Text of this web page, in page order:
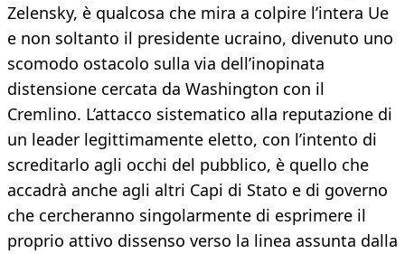
Zelensky, è qualcosa che mira a colpire l’intera Ue
e non soltanto il presidente ucraino, divenuto uno
scomodo ostacolo sulla via dell’inopinata
distensione cercata da Washington con il
Cremlino. L’attacco sistematico alla reputazione di
un leader legittimamente eletto, con l’intento di
screditarlo agli occhi del pubblico, è quello che
accadrà anche agli altri Capi di Stato e di governo
che cercheranno singolarmente di esprimere il
proprio attivo dissenso verso la linea assunta dalla